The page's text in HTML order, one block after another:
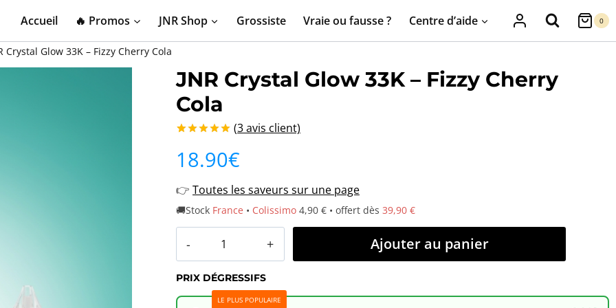
Accueil 🔥 Promos JNR Shop Grossiste Vraie ou fausse ? Centre d’aide 0
Crystal Glow 33K – Fizzy Cherry Cola
JNR Crystal Glow 33K – Fizzy Cherry
Cola
sur 5 basé
sur
client
(3avis client)
18.90€
👉 Toutes les saveurs sur une page
🚚Stock France • Colissimo 4,90 € • offert dès 39,90 €
de
JNR
Crystal
Ajouter au panier
PRIX DÉGRESSIFS
LE PLUS POPULAIRE